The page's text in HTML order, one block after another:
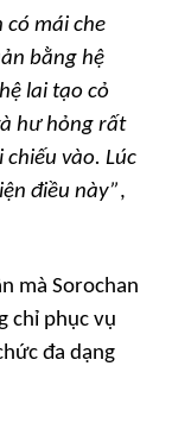
có mái che
bằng hệ
lai tạo cỏ
hư hỏng rất
vào. Lúc
điều này”,
mà Sorochan
chỉ phục vụ
đa dạng